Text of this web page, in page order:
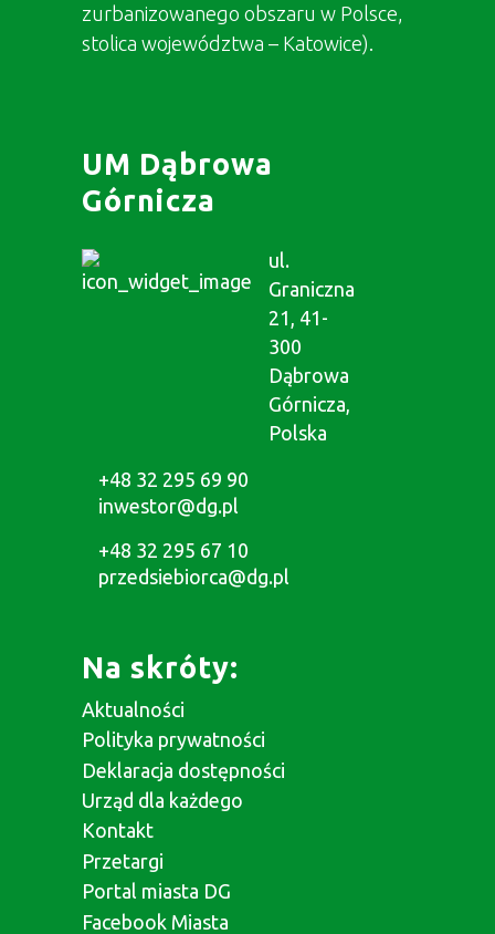
zurbanizowanego obszaru w Polsce,
stolica województwa – Katowice).
UM Dąbrowa
Górnicza
ul.
Graniczna
21, 41-
300
Dąbrowa
Górnicza,
Polska
+48 32 295 69 90
inwestor@dg.pl
+48 32 295 67 10
przedsiebiorca@dg.pl
Na skróty:
Aktualności
Polityka prywatności
Deklaracja dostępności
Urząd dla każdego
Kontakt
Przetargi
Portal miasta DG
Facebook Miasta